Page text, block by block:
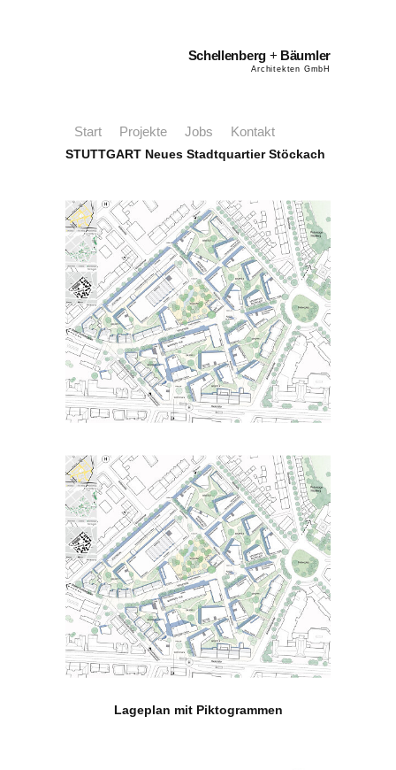
Schellenberg + Bäumler
Architekten GmbH
Start Projekte Jobs
Kontakt
STUTTGART Neues Stadtquartier Stöckach
Lageplan mit Piktogrammen